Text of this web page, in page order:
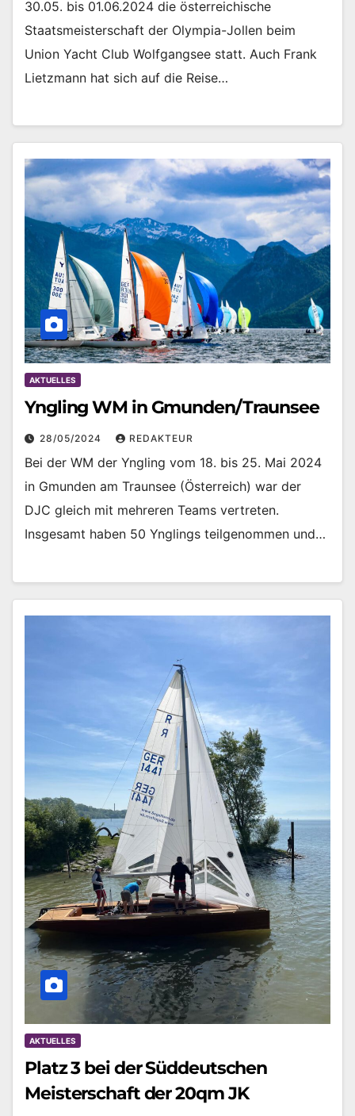
30.05. bis 01.06.2024 die österreichische
Staatsmeisterschaft der Olympia-Jollen beim
Union Yacht Club Wolfgangsee statt. Auch Frank
Lietzmann hat sich auf die Reise…
AKTUELLES
Yngling WM in Gmunden/Traunsee
28/05/2024 REDAKTEUR
Bei der WM der Yngling vom 18. bis 25. Mai 2024
in Gmunden am Traunsee (Österreich) war der
DJC gleich mit mehreren Teams vertreten.
Insgesamt haben 50 Ynglings teilgenommen und…
AKTUELLES
Platz 3 bei der Süddeutschen
Meisterschaft der 20qm JK